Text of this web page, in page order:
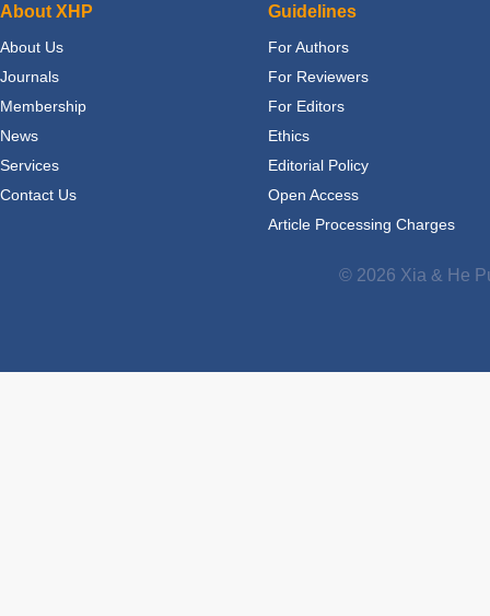
About XHP
About Us
Journals
Membership
News
Services
Contact Us
Guidelines
For Authors
For Reviewers
For Editors
Ethics
Editorial Policy
Open Access
Article Processing Charges
© 2026 Xia & He